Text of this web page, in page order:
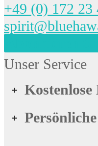
+49 (0) 172 23
Unser Service